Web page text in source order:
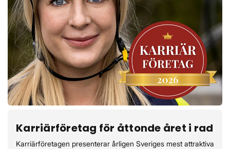
Karriärföretag för åttonde året i rad
Karriärföretagen presenterar årligen Sveriges mest attraktiva